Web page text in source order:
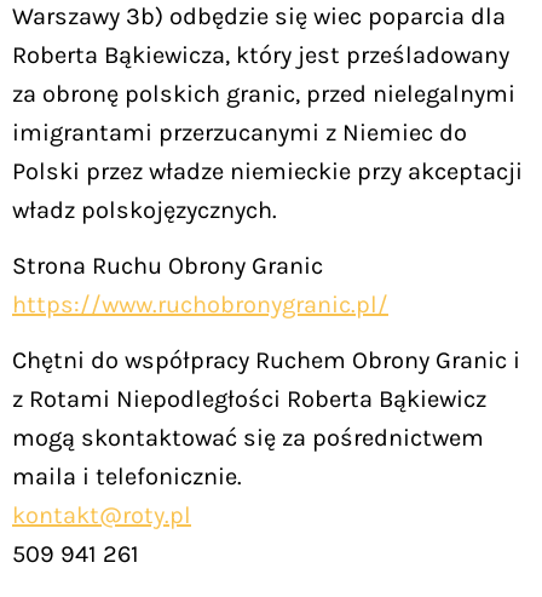
Warszawy 3b) odbędzie się wiec poparcia dla
Roberta Bąkiewicza, który jest prześladowany
za obronę polskich granic, przed nielegalnymi
imigrantami przerzucanymi z Niemiec do
Polski przez władze niemieckie przy akceptacji
władz polskojęzycznych.
Strona Ruchu Obrony Granic
https://www.ruchobronygranic.pl/
Chętni do współpracy Ruchem Obrony Granic i
z Rotami Niepodległości Roberta Bąkiewicz
mogą skontaktować się za pośrednictwem
maila i telefonicznie.
kontakt@roty.pl
509 941 261